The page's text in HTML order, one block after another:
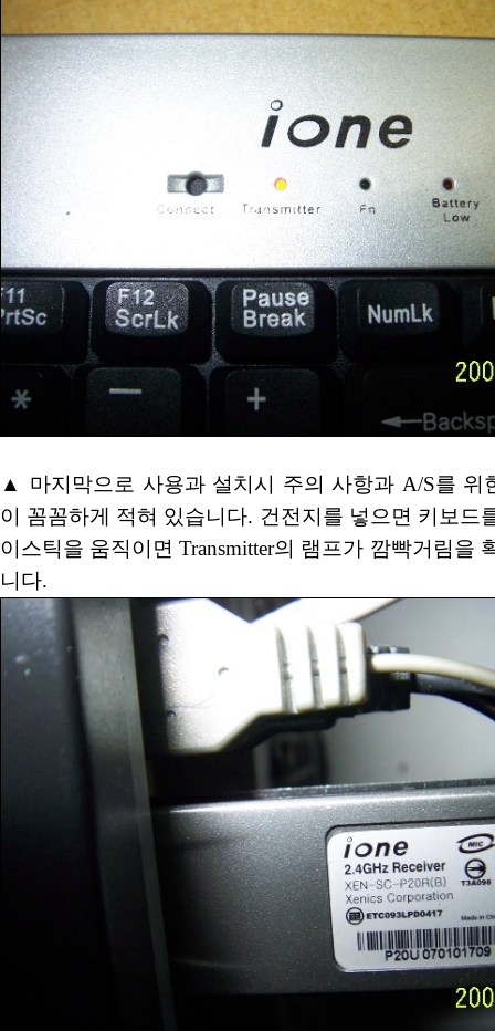
▲ 마지막으로 사용과 설치시 주의 사항과 A/S를 위
이 꼼꼼하게 적혀 있습니다. 건전지를 넣으면 키보드
이스틱을 움직이면 Transmitter의 램프가 깜빡거림을
니다.